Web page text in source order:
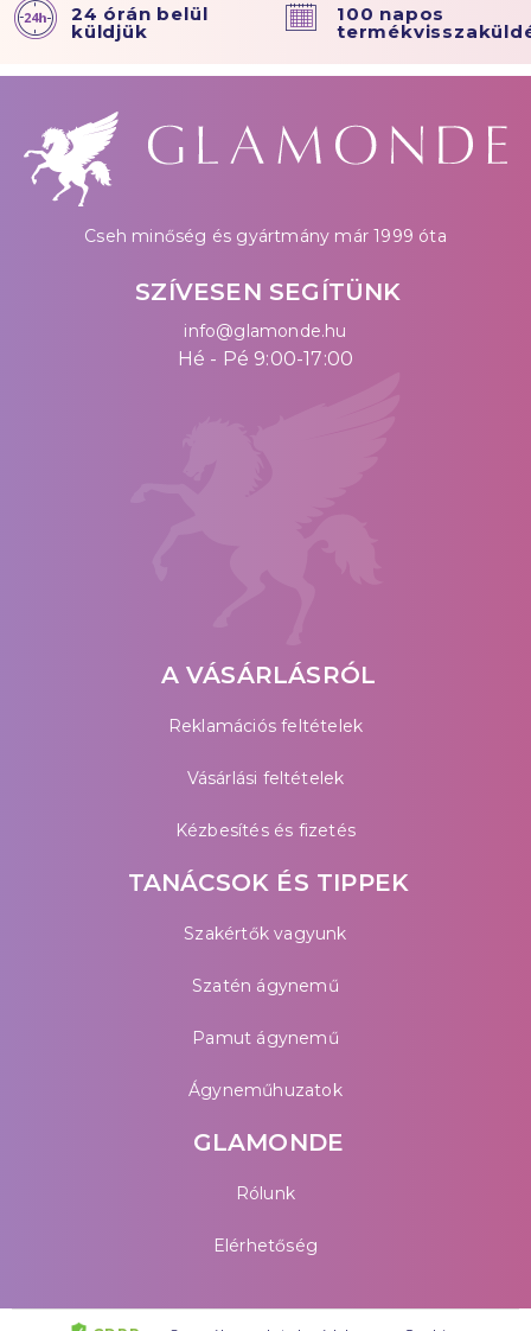
24 órán belül
küldjük
100 napos
Cseh minőség és gyártmány már 1999 óta
SZÍVESEN SEGÍTÜNK
info@glamonde.hu
Hé - Pé 9:00-17:00
A VÁSÁRLÁSRÓL
Reklamációs feltételek
Vásárlási feltételek
Kézbesítés és fizetés
TANÁCSOK ÉS TIPPEK
Szakértők vagyunk
Szatén ágynemű
Pamut ágynemű
Ágyneműhuzatok
GLAMONDE
Rólunk
Elérhetőség